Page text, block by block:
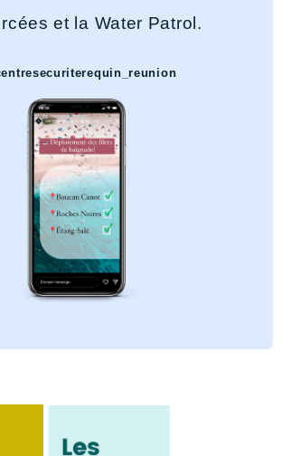
et la Water Patrol.